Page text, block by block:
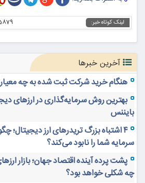
لینک کوتاه خبر:
آخرین خبرها
هنگام خرید شرکت ثبت شده به چه
بهترین روش سرمایه‌گذاری در ارزهای
بایننس
۴ اشتباه بزرگ تریدرهای ارز دیجیتال؛
سرمایه شما را نابود می‌کند؟
چه شکلی خواهد بود؟